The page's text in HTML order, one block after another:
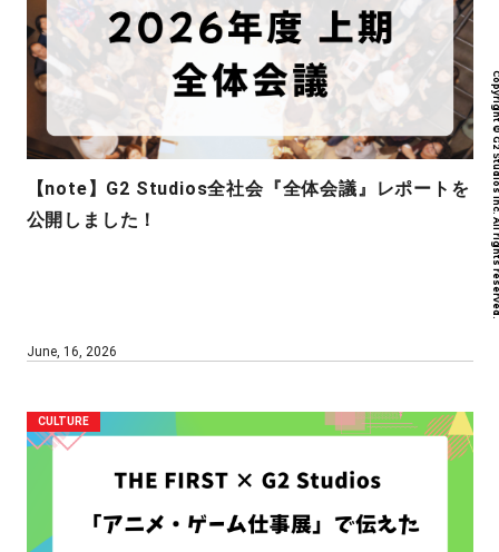
Copyright © G2
【note】G2 Studios全社会『全体会議』レポートを
公開しました！
June, 16, 2026
CULTURE